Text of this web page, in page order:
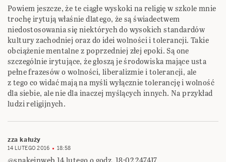
Powiem jeszcze, że te ciągłe wyskoki na religię w szkole mnie
trochę irytują właśnie dlatego, że są świadectwem
niedostosowania się niektórych do wysokich standardów
kultury zachodniej oraz do idei wolności i tolerancji. Takie
obciążenie mentalne z poprzedniej złej epoki. Są one
szczególnie irytujące, że głoszą je środowiska mające usta
pełne frazesów o wolności, liberalizmie i tolerancji, ale
z tego co widać mają na myśli wyłącznie tolerancję i wolność
dla siebie, ale nie dla inaczej myślących innych. Na przykład
ludzi religijnych.
zza kałuży
14 LUTEGO 2016 18:58